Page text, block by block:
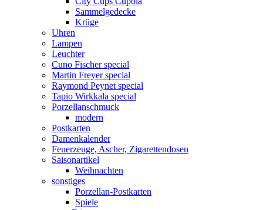
Sammelgedecke
Krüge
Uhren
Lampen
Leuchter
Cuno Fischer special
Martin Freyer special
Raymond Peynet special
Tapio Wirkkala special
Porzellanschmuck
modern
Postkarten
Damenkalender
Feuerzeuge, Ascher, Zigarettendosen
Saisonartikel
Weihnachten
sonstiges
Porzellan-Postkarten
Spiele